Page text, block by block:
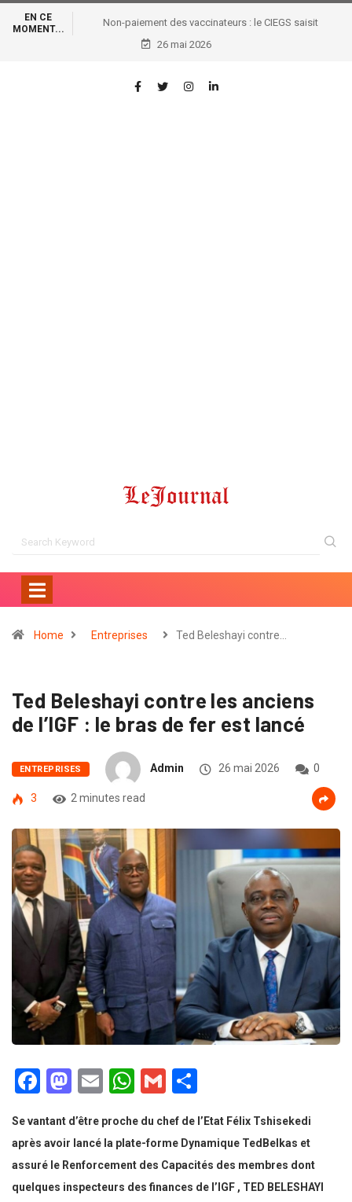
EN CE
MOMENT...
Non-paiement des vaccinateurs : le CIEGS saisit
Tshisekedi et les bailleurs internationaux
26 mai 2026
Home Entreprises Ted Beleshayi contre…
Ted Beleshayi contre les anciens
de l’IGF : le bras de fer est lancé
ENTREPRISES Admin 26 mai 2026 0
3 2 minutes read
Facebook
Mastodon
EmailWhatsApp
Gmail
Se vantant d’être proche du chef de l’Etat Félix Tshisekedi
après avoir lancé la plate-forme Dynamique TedBelkas et
assuré le Renforcement des Capacités des membres dont
quelques inspecteurs des finances de l’IGF , TED BELESHAYI